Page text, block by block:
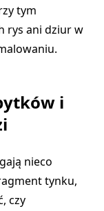
tym
rys ani dziur w
i
nieco
tynku,
czy